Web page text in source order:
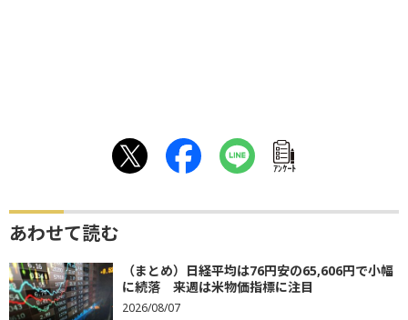
ｱﾝｹｰﾄ
あわせて読む
（まとめ）日経平均は76円安の65,606円で小幅
に続落 来週は米物価指標に注目
2026/08/07